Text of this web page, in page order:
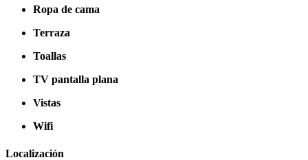
Ropa de cama
Terraza
Toallas
TV pantalla plana
Vistas
Wifi
Localización